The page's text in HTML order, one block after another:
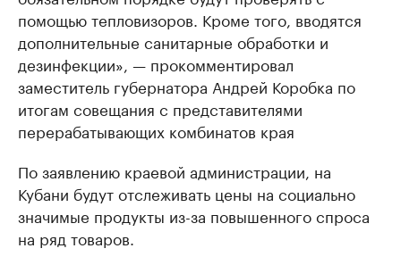
помощью тепловизоров. Кроме того, вводятся
дополнительные санитарные обработки и
дезинфекции», — прокомментировал
заместитель губернатора Андрей Коробка по
итогам совещания с представителями
перерабатывающих комбинатов края
По заявлению краевой администрации, на
Кубани будут отслеживать цены на социально
значимые продукты из-за повышенного спроса
на ряд товаров.